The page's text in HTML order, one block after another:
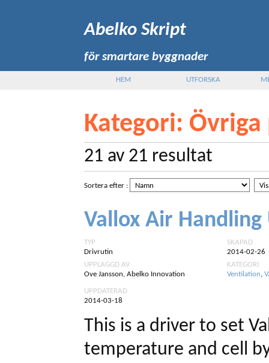
Abelko Skript
för smartare byggnader
HEM UTFORSKA
Kategori:
21 av 21 resultat
Sortera efter :
Vallox Air
TYP
Drivrutin
UPPLAGGD AV
Ove Jansson, Abelko Innovation
SKAPAD
2014-02-26
KATEGORI
Ventilation,
UPPDATERAD
2014-03-18
This is a driver to set
temperature and cell